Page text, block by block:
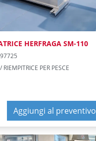
HERFRAGA SM-110
RIEMPITRICE PER PESCE
Aggiungi al preventivo